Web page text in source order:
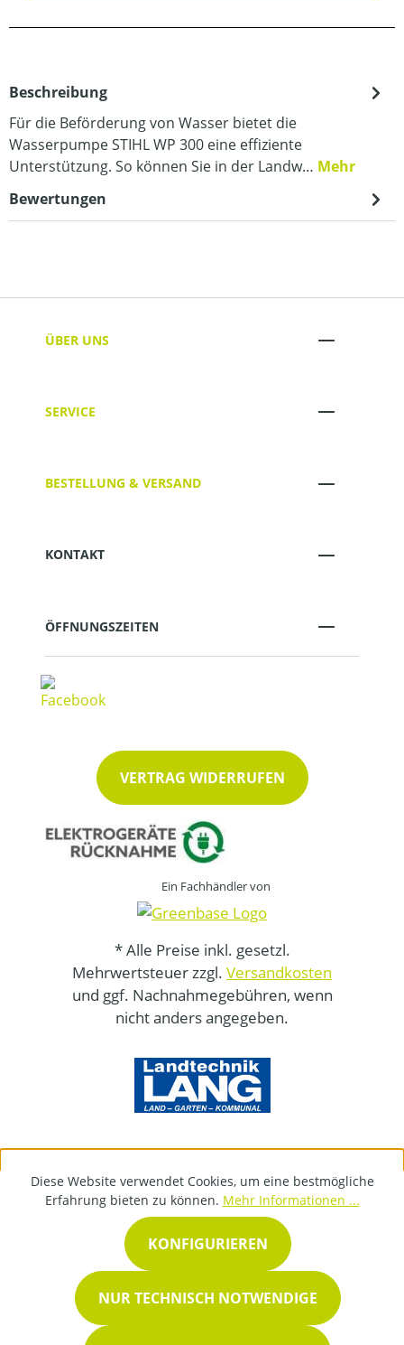
Beschreibung
Für die Beförderung von Wasser bietet die
Wasserpumpe STIHL WP 300 eine effiziente
Unterstützung. So können Sie in der Landw… Mehr
Bewertungen
ÜBER UNS
SERVICE
BESTELLUNG & VERSAND
KONTAKT
ÖFFNUNGSZEITEN
VERTRAG WIDERRUFEN
Ein Fachhändler von
* Alle Preise inkl. gesetzl.
Mehrwertsteuer zzgl. Versandkosten
und ggf. Nachnahmegebühren, wenn
nicht anders angegeben.
Diese Website verwendet Cookies, um eine bestmögliche
Erfahrung bieten zu können. Mehr Informationen ...
NUR TECHNISCH NOTWENDIGE
KONFIGURIEREN